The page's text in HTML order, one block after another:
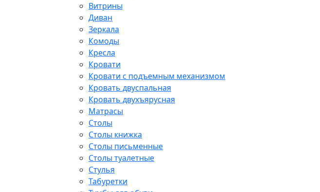
Витрины
Диван
Зеркала
Комоды
Кресла
Кровати
Кровати с подъемным механизмом
Кровать двуспальная
Кровать двухъярусная
Матрасы
Столы
Столы книжка
Столы письменные
Столы туалетные
Стулья
Табуретки